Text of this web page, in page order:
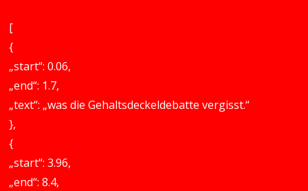
[
{
„start“: 0.06,
„end“: 1.7,
„text“: „was die Gehaltsdeckeldebatte vergisst.“
},
{
„start“: 3.96,
„end“: 8.4,